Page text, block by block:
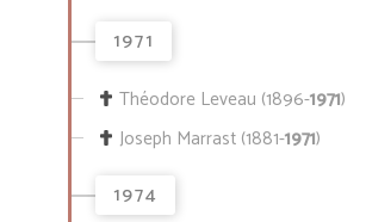
1971
Théodore Leveau (1896-1971)
Joseph Marrast (1881-1971)
1974